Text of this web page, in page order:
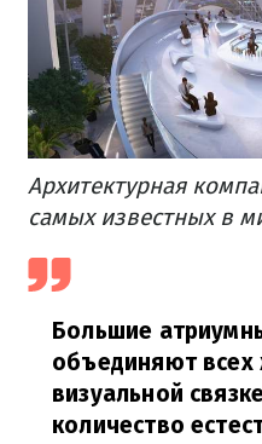
Архитектурная
самых известных в
Большие
объединяют всех
визуальной
количество